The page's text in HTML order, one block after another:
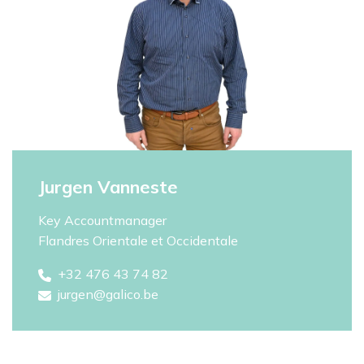
Jurgen Vanneste
Key Accountmanager
Flandres Orientale et Occidentale
+32 476 43 74 82
jurgen@galico.be